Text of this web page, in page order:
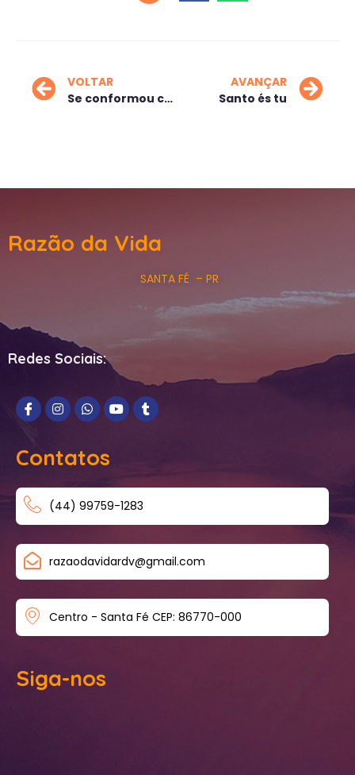
VOLTAR
Se conformou com a derrota
AVANÇAR
Santo és tu
Razão da Vida
SANTA FÉ – PR
Redes Sociais:
Contatos
(44) 99759-1283
razaodavidardv@gmail.com
Centro - Santa Fé CEP: 86770-000
Siga-nos